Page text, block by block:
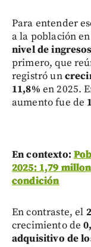
Para entender
a la población en
nivel de
primero, que
registró un
11,8% en 2025.
aumento fue de
En contexto:
2025: 1,79
condición
En contraste, el
crecimiento de
adquisitivo de